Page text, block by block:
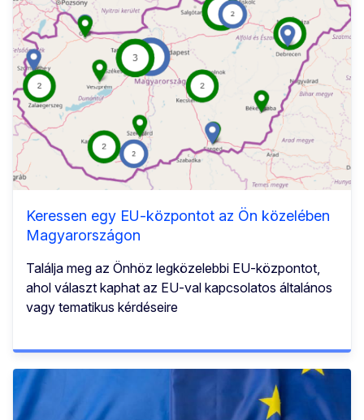
Keressen egy EU-központot az Ön közelében
Magyarországon
Találja meg az Önhöz legközelebbi EU-központot,
ahol választ kaphat az EU-val kapcsolatos általános
vagy tematikus kérdéseire